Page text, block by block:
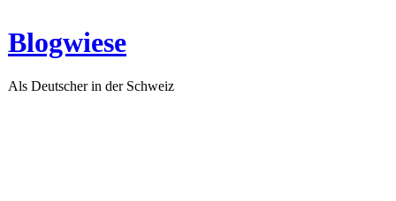
Blogwiese
Als Deutscher in der Schweiz